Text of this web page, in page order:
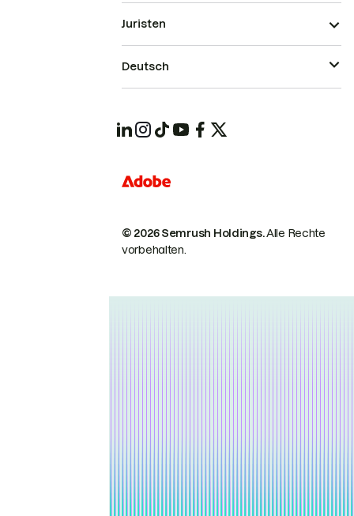
© 2026 Semrush Holdings.Alle Rechte
vorbehalten.
Juristen
Deutsch